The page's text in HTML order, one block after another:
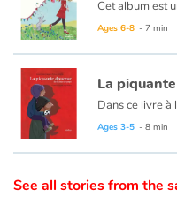
Catalogue anglais
Contraste +
Ages 6-8 - 7 min
Ages 3-5 - 8 min
See all stories from the